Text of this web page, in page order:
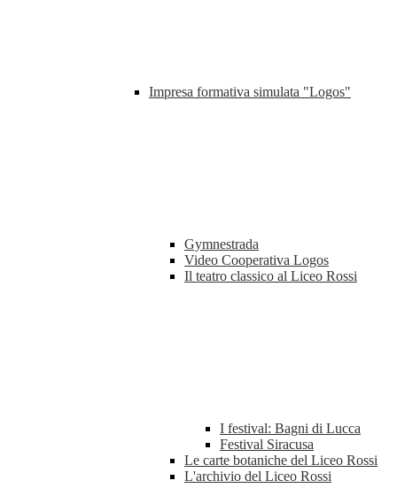
Impresa formativa simulata "Logos"
Gymnestrada
Video Cooperativa Logos
Il teatro classico al Liceo Rossi
I festival: Bagni di Lucca
Festival Siracusa
Le carte botaniche del Liceo Rossi
L'archivio del Liceo Rossi